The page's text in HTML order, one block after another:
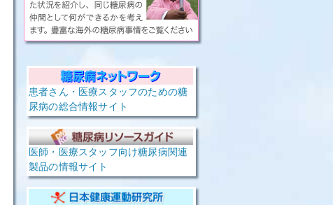
患者さん・医療スタッフのための糖
尿病の総合情報サイト
医師・医療スタッフ向け糖尿病関連
製品の情報サイト